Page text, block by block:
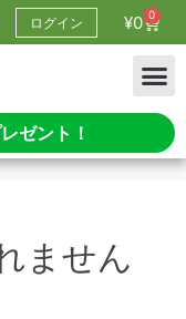
ログイン ¥0 0
ゼント！
ません